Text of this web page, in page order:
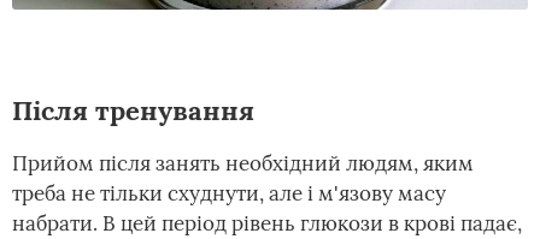
Після тренування
Прийом після занять необхідний людям, яким
треба не тільки схуднути, але і м'язову масу
набрати. В цей період рівень глюкози в крові падає,